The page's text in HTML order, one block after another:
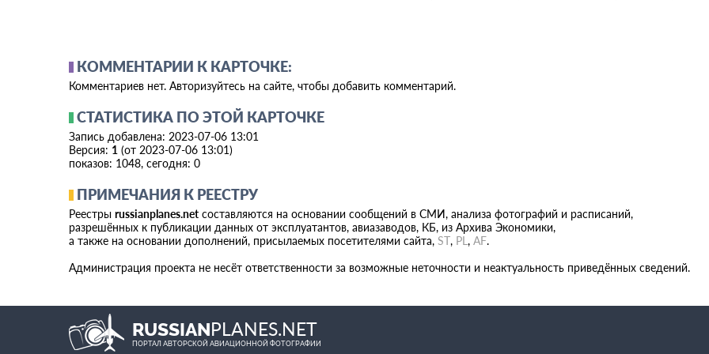
КОММЕНТАРИИ К КАРТОЧКЕ:
Комментариев нет. Авторизуйтесь на сайте, чтобы добавить комментарий.
СТАТИСТИКА ПО ЭТОЙ КАРТОЧКЕ
Запись добавлена: 2023-07-06 13:01
Версия: 1 (от 2023-07-06 13:01)
показов: 1048, сегодня: 0
ПРИМЕЧАНИЯ К РЕЕСТРУ
Реестры russianplanes.net составляются на основании сообщений в СМИ, анализа фотографий и расписаний,
разрешённых к публикации данных от эксплуатантов, авиазаводов, КБ, из Архива Экономики,
а также на основании дополнений, присылаемых посетителями сайта, ST, PL , AF.
Администрация проекта не несёт ответственности за возможные неточности и неактуальность приведённых сведений.
RUSSIANPLANES.NET
ПОРТАЛ АВТОРСКОЙ АВИАЦИОННОЙ ФОТОГРАФИИ